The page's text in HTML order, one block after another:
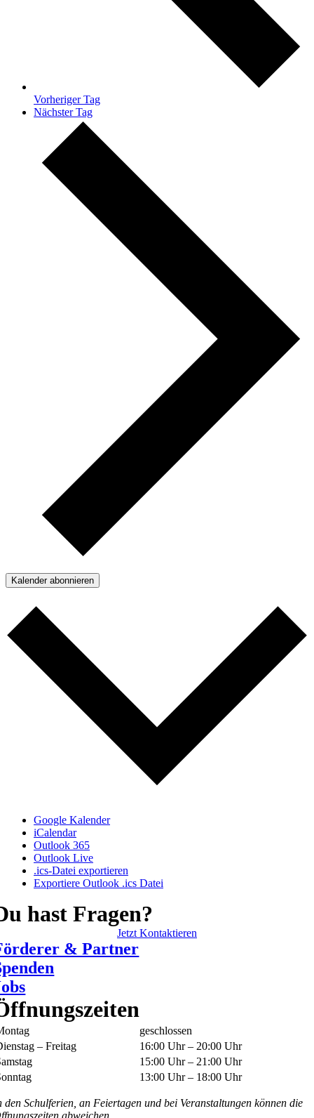
Vorheriger Tag
Nächster Tag
Kalender abonnieren
Google Kalender
iCalendar
Outlook 365
Outlook Live
.ics-Datei exportieren
Exportiere Outlook .ics Datei
hast Fragen?
Jetzt Kontaktieren
& Partner
geschlossen
– Freitag
16:00 Uhr – 20:00 Uhr
15:00 Uhr – 21:00 Uhr
13:00 Uhr – 18:00 Uhr
den Schulferien, an Feiertagen und bei Veranstaltungen können die